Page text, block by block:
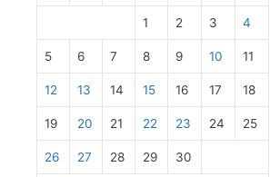
1 2 3 4
5 6 7 8 9 10 11
12 13 14 15 16 17 18
19 20 21 22 23 24 25
26 27 28 29 30